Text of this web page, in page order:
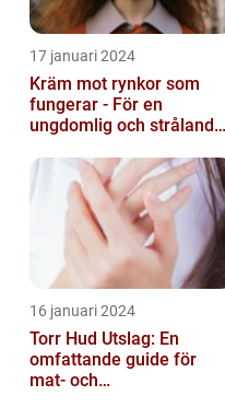
17 januari 2024
Kräm mot rynkor som
fungerar - För en
ungdomlig och strålande
16 januari 2024
Torr Hud Utslag: En
omfattande guide för
mat- och